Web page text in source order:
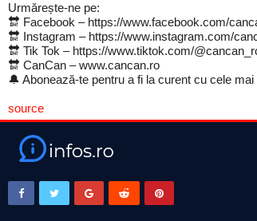
Urmărește-ne pe:
🔛 Facebook – https://www.facebook.com/
🔛 Instagram – https://www.instagram.com/
🔛 Tik Tok – https://www.tiktok.com/
🔛 CanCan – www.cancan.ro
🔔 Abonează-te pentru a fi la curent cu cele
source